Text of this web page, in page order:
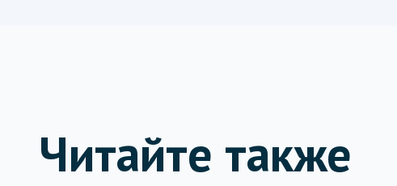
Читайте также